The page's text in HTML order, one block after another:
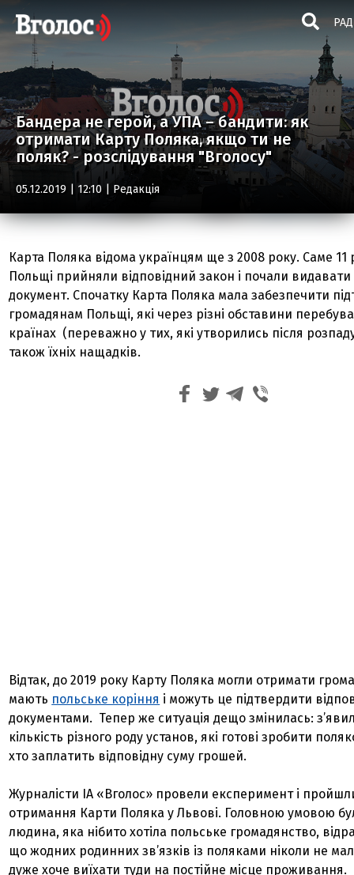
Бандера не герой, а УПА – бандити: як
отримати Карту Поляка, якщо ти не
поляк? - розслідування "Вголосу"
05.12.2019 | 12:10 | Редакція
Карта Поляка відома українцям ще з 2008 року. Саме 11
Польщі прийняли відповідний закон і почали
документ. Спочатку Карта Поляка мала забезпечити
громадянам Польщі, які через різні обставини
країнах (переважно у тих, які утворились після
також їхніх нащадків.
Відтак, до 2019 року Карту Поляка могли отримати
мають польське коріння і можуть це підтвердити
документами. Тепер же ситуація дещо змінилась:
кількість різного роду установ, які готові зробити
хто заплатить відповідну суму грошей.
Журналісти ІА «Вголос» провели експеримент і
отримання Карти Поляка у Львові. Головною умовою
людина, яка нібито хотіла польське громадянство,
що жодних родинних зв’язків із поляками ніколи не
дуже хоче виїхати туди на постійне місце проживання.